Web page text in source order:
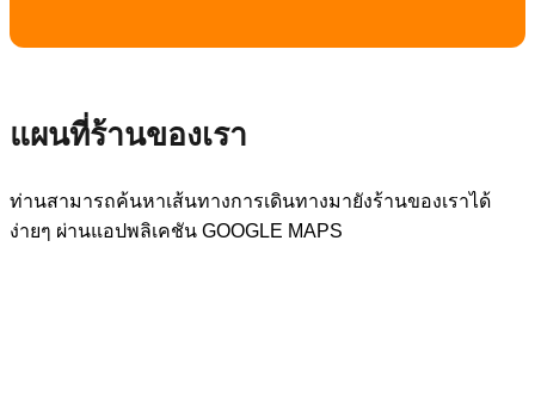
แผนที่ร้านของเรา
ท่านสามารถค้นหาเส้นทางการเดินทางมายังร้านของเราได้
ง่ายๆ ผ่านแอปพลิเคชัน GOOGLE MAPS